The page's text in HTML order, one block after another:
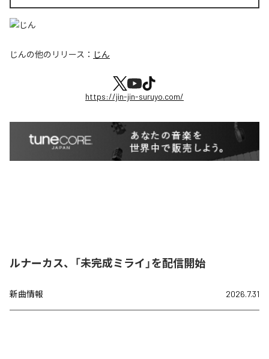
じんの他のリリース： じん
https://jin-jin-suruyo.com/
ルナーカス、「未完成ミライ」を配信開始
新曲情報 2026.7.31